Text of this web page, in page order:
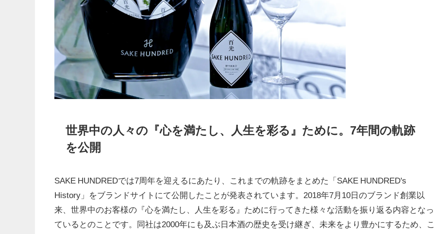
世界中の人々の『心を満たし、人生を彩る』ために。7年間の軌跡
を公開
SAKE HUNDREDでは7周年を迎えるにあたり、これまでの軌跡をまとめた「SAKE HUNDRED's
History」をブランドサイトにて公開したことが発表されています。2018年7月10日のブランド創業以
来、世界中のお客様の『心を満たし、人生を彩る』ために行ってきた様々な活動を振り返る内容となっ
ているとのことです。同社は2000年にも及ぶ日本酒の歴史を受け継ぎ、未来をより豊かにするため、こ